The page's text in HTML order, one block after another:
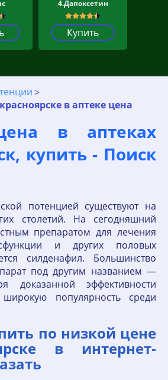
4.Дапоксетин
Купить
в аптеке цена
в аптеках
купить - Поиск
потенцией существуют на
столетий. На сегодняшний
препаратом для лечения
и других половых
силденафил. Большинство
под другим названием —
доказанной эффективности
популярность среди
по низкой цене
в интернет‐